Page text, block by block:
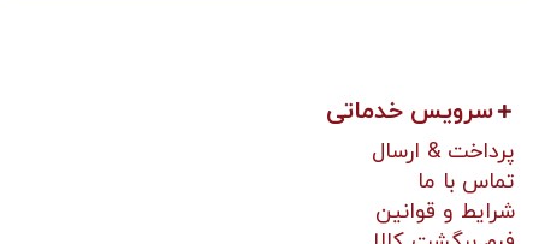
سرویس خدماتی
پرداخت & ارسال
تماس با ما
شرایط و قوانین